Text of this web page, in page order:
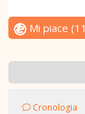
Mi piace (11
Cronologia